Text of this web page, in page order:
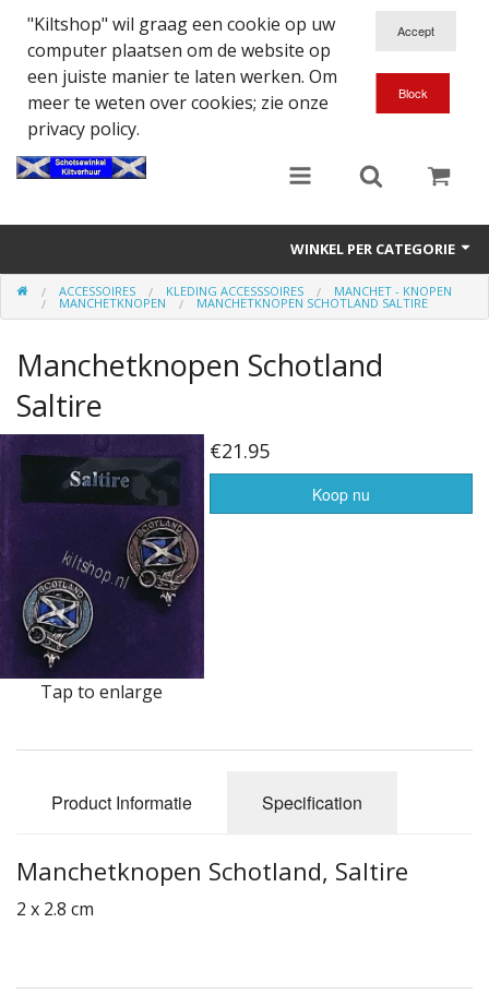
"Kiltshop" wil graag een cookie op uw
computer plaatsen om de website op
een juiste manier te laten werken. Om
meer te weten over cookies; zie onze
privacy policy.
WINKEL PER CATEGORIE
Accessoires
Eten en Drinken
Kilt - Kleding
Highland Titles
AFGEPRIJST - UITVERKOOP
ACCESSOIRES KLEDING ACCESSSOIRES MANCHET - KNOPEN
MANCHETKNOPEN MANCHETKNOPEN SCHOTLAND SALTIRE
Manchetknopen Schotland
Saltire
Tap to enlarge
€21.95
Koop nu
Product Informatie Specification
Manchetknopen Schotland, Saltire
2 x 2.8 cm